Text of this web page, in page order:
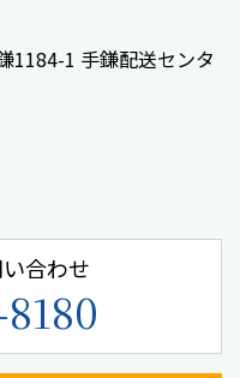
1 手鎌配送センタ
合わせ